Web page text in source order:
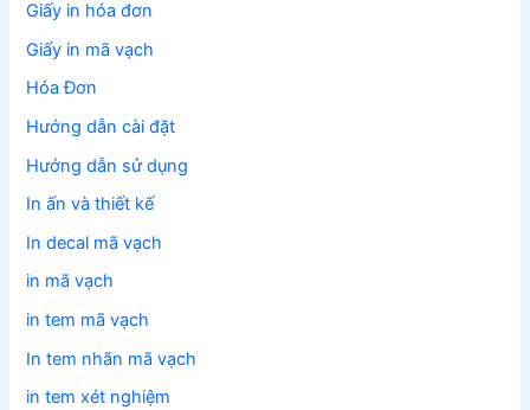
Giấy in hóa đơn
Giấy in mã vạch
Hóa Đơn
Hướng dẫn cài đặt
Hướng dẫn sử dụng
In ấn và thiết kế
In decal mã vạch
in mã vạch
in tem mã vạch
In tem nhãn mã vạch
in tem xét nghiệm